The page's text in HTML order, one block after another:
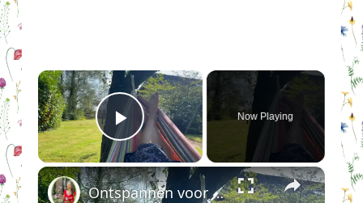
×
Play Video
Now Playing
×
Ontspannen voor dummies en stresskippen